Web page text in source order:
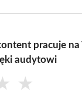
pracuje na
audytowi
★